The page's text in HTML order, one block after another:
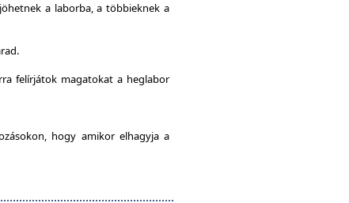
a laborba, a többieknek a
felírjátok magatokat a heglabor
hogy amikor elhagyja a